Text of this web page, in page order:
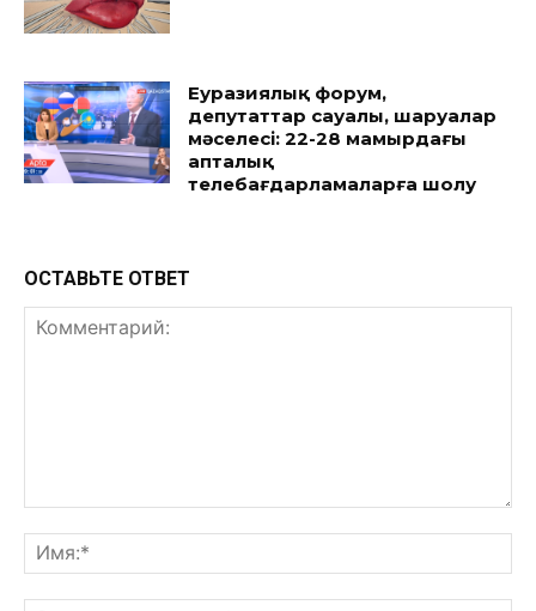
Еуразиялық форум,
депутаттар сауалы, шаруалар
мәселесі: 22-28 мамырдағы
апталық
телебағдарламаларға шолу
ОСТАВЬТЕ ОТВЕТ